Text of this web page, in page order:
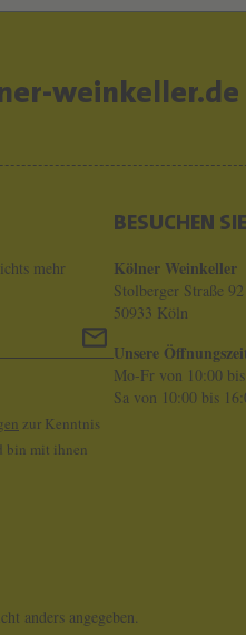
weinkeller.de
mehr
zur Kenntnis
bin mit ihnen
BESUCHEN
Kölner Weinkeller
Stolberger Straße 92
50933 Köln
Unsere
Mo-Fr von 10:00
Sa von 10:00 bis
anders angegeben.